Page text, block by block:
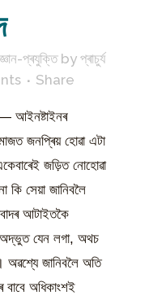
প্ৰযুক্তি by প্ৰাচুৰ্য
Share
— আইনষ্টাইনৰ
জনপ্ৰিয় হোৱা এটা
জড়িত নোহোৱা
কি সেয়া জানিবলৈ
আটাইতকৈ
অদ্ভুত যেন লগা, অথচ
জানিবলৈ অতি
অধিকাংশই